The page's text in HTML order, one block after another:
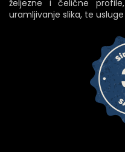
željezne i čelične
uramljivanje slika, te